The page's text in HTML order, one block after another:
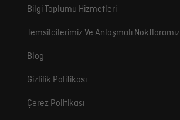
Bilgi Toplumu Hizmetleri
Temsilcilerimiz Ve Anlaşmalı Noktlaramız
Blog
Gizlilik Politikası
Çerez Politikası